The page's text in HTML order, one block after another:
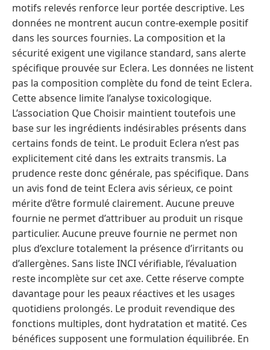
motifs relevés renforce leur portée descriptive. Les
données ne montrent aucun contre-exemple positif
dans les sources fournies. La composition et la
sécurité exigent une vigilance standard, sans alerte
spécifique prouvée sur Eclera. Les données ne listent
pas la composition complète du fond de teint Eclera.
Cette absence limite l’analyse toxicologique.
L’association Que Choisir maintient toutefois une
base sur les ingrédients indésirables présents dans
certains fonds de teint. Le produit Eclera n’est pas
explicitement cité dans les extraits transmis. La
prudence reste donc générale, pas spécifique. Dans
un avis fond de teint Eclera avis sérieux, ce point
mérite d’être formulé clairement. Aucune preuve
fournie ne permet d’attribuer au produit un risque
particulier. Aucune preuve fournie ne permet non
plus d’exclure totalement la présence d’irritants ou
d’allergènes. Sans liste INCI vérifiable, l’évaluation
reste incomplète sur cet axe. Cette réserve compte
davantage pour les peaux réactives et les usages
quotidiens prolongés. Le produit revendique des
fonctions multiples, dont hydratation et matité. Ces
bénéfices supposent une formulation équilibrée. En